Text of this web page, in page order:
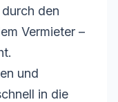
den
Vermieter –
und
in die